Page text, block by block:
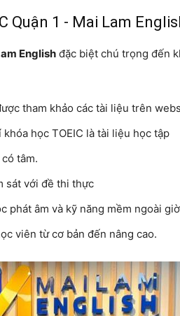
Quận 1 - Mai Lam
English đặc biệt chú trọng đến
tham khảo các tài liệu trên
học TOEIC là tài liệu học tập
tâm.
sát với đề thi thực
phát âm và kỹ năng mềm ngoài
viên từ cơ bản đến nâng cao.